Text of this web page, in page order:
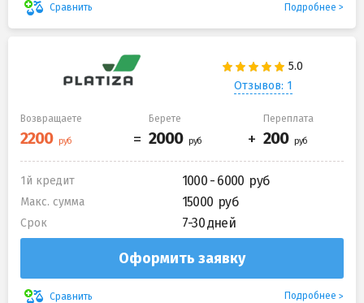
Сравнить Подробнее
Отзывов: 1
Возвращаете Берете Переплата
1й кредит 1000 - 6000
Макс. сумма 15000
Срок 7-30 дней
Оформить заявку
Сравнить Подробнее